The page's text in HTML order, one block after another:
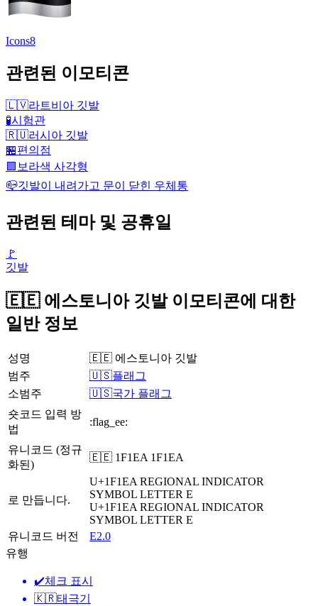
Icons8
관련된 이모티콘
🇱🇻라트비아 깃발
🧪시험관
🇷🇺러시아 깃발
🏪편의점
🟪 보라색 사각형
📪깃발이 내려가고 문이 닫힌 우체통
관련된 테마 및 공휴일
🚩
깃발
🇪🇪 에스토니아 깃발 이모티콘에 대한
일반 정보
성명
🇪🇪 에스토니아 깃발
범주
🇺🇸플래그
소범주
🇺🇸국가 플래그
숏코드 입력 방
법
:flag_ee:
유니코드 (정규
화된)
🇪🇪 1F1EA 1F1EA
로 만듭니다.
U+1F1EA REGIONAL INDICATOR
SYMBOL LETTER E
U+1F1EA REGIONAL INDICATOR
SYMBOL LETTER E
유니코드 버전
E2.0
유행
✔️체크 표시
🇰🇷태극기